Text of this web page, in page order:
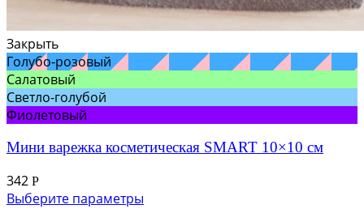
Закрыть
Голубо-розовый
Салатовый
Светло-голубой
Фиолетовый
Мини варежка косметическая SMART 10×10 см
342 Р
Выберите параметры